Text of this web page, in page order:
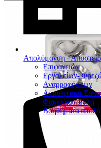
Απολύμανση -
Επιφανειών
Εργαλείων-
Αναρροφήσεων
Αντισηπτικά-
Φάκελλοι- Ρολά
Βοηθήματα